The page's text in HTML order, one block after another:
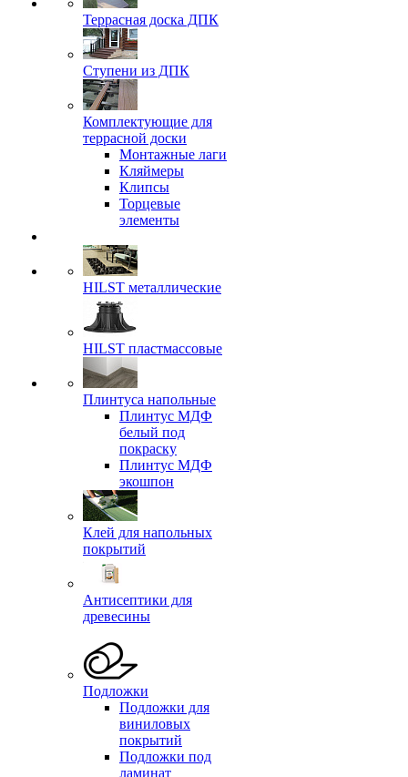
Террасная доска ДПК
Ступени из ДПК
Комплектующие для
террасной доски
Монтажные лаги
Кляймеры
Клипсы
Торцевые
элементы
HILST металлические
HILST пластмассовые
Плинтуса напольные
Плинтус МДФ
белый под
покраску
Плинтус МДФ
экошпон
Клей для напольных
покрытий
Антисептики для
древесины
Подложки
Подложки для
виниловых
покрытий
Подложки под
ламинат